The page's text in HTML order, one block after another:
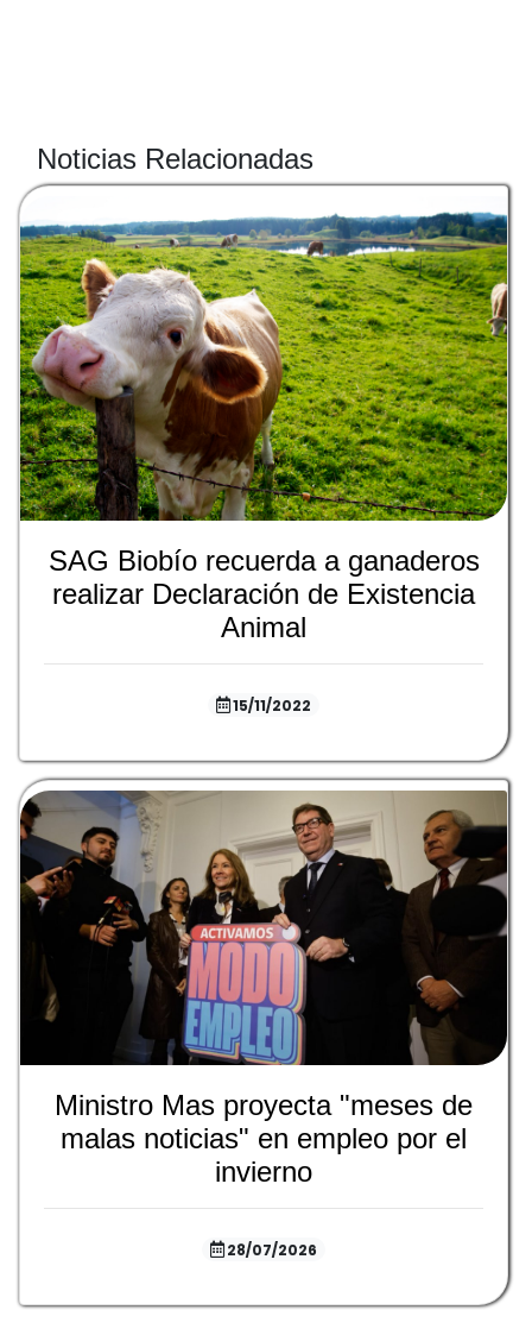
Noticias Relacionadas
SAG Biobío recuerda a ganaderos
realizar Declaración de Existencia
Animal
15/11/2022
Ministro Mas proyecta "meses de
malas noticias" en empleo por el
invierno
28/07/2026